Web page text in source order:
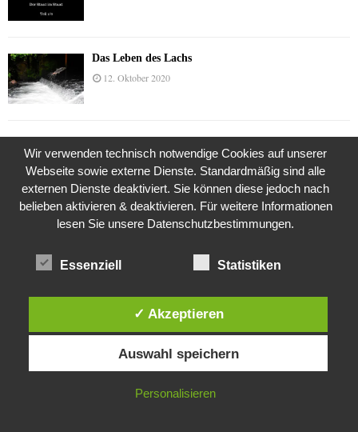
Das Leben des Lachs
12. Oktober 2020
9. Juli 2018
Was ist denn das? -Mars „SOL 735“ Rover Curiosity
Die Brexit-Lüge (1/8 Teil)
Die Straße radikalisiert jeden Tag ein Stückchen
Diese Website verwendet Cookies. Durch die weitere Nutzung dieser
Website stimmst du der Verwendung von Cookies zu.
IN ORDNUNG
Wir verwenden technisch notwendige Cookies auf unserer
Webseite sowie externe Dienste. Standardmäßig sind alle
externen Dienste deaktiviert. Sie können diese jedoch nach
belieben aktivieren & deaktivieren. Für weitere Informationen
lesen Sie unsere Datenschutzbestimmungen.
Essenziell Statistiken
✓ Akzeptieren
Auswahl speichern
Personalisieren